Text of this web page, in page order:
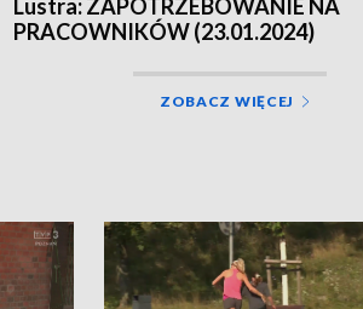
Lustra: ZAPOTRZEBOWANIE NA
PRACOWNIKÓW (23.01.2024)
ZOBACZ WIĘCEJ